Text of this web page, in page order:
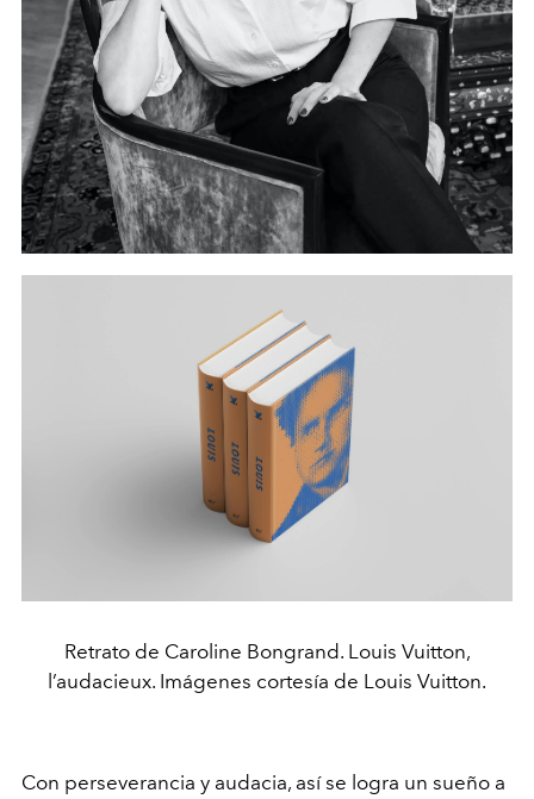
Retrato de Caroline Bongrand. Louis Vuitton,
l’audacieux. Imágenes cortesía de Louis Vuitton.
Con perseverancia y audacia, así se logra un sueño a